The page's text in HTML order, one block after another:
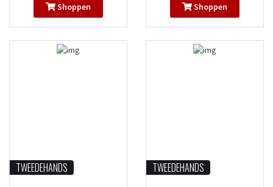
Shoppen Shoppen
TWEEDEHANDS TWEEDEHANDS